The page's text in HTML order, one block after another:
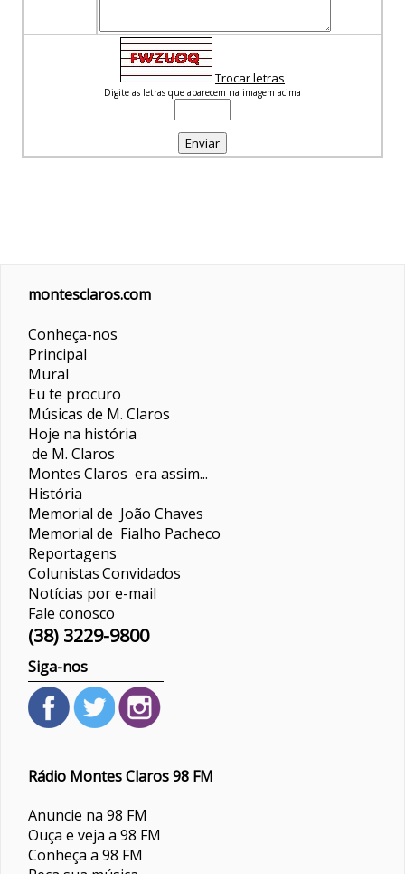
Trocar letras
Digite as letras que aparecem na imagem acima
montesclaros.com
Conheça-nos
Principal
Mural
Eu te procuro
Músicas de M. Claros
Hoje na história
de M. Claros
Montes Claros era assim...
História
Memorial de João Chaves
Memorial de Fialho Pacheco
Reportagens
ColunistasConvidados
Notícias por e-mail
Fale conosco
(38) 3229-9800
Siga-nos
Rádio Montes Claros 98 FM
Anuncie na 98 FM
Ouça e veja a 98 FM
Conheça a 98 FM